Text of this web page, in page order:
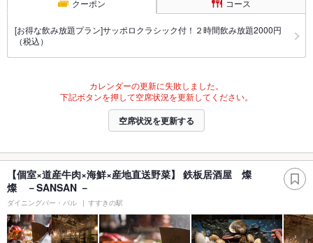
クーポン コース
[お得な飲み放題プラン]サッポロクラシック付！２時間飲み放題2000円
（税込）
カレンダーの更新に失敗しました。
下記ボタンを押して空席状況を更新してください。
空席状況を更新する
【個室×道産牛肉×海鮮×産地直送野菜】 鉄板居酒屋 燦
燦 －SANSAN －
ダイニングバー・バル すすきの駅